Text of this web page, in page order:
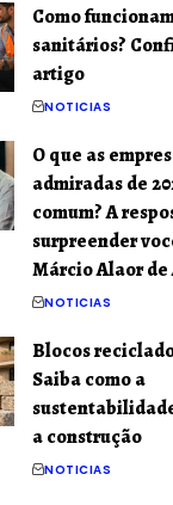
Como
sanitários?
artigo
NOTICIAS
O que as
admiradas de
comum? A
surpreender
Márcio Alaor
NOTICIAS
Blocos
Saiba como a
a construção
NOTICIAS